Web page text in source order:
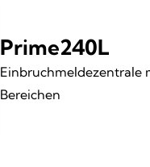
Prime240L
Einbruchmeldezentrale
Bereichen